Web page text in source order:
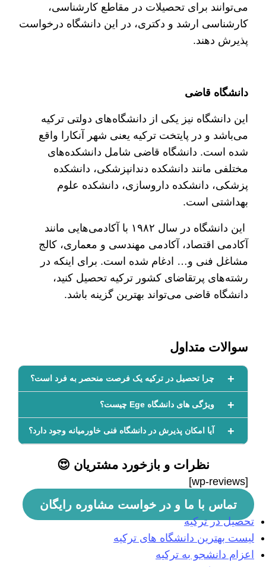
می‌توانند برای تحصیلات در مقاطع کارشناسی،
کارشناسی ارشد و دکتری، در این دانشگاه درخواست
پذیرش دهند.
دانشگاه قاضی
این دانشگاه نیز یکی از دانشگاه‌های دولتی ترکیه
می‌باشد و در پایتخت ترکیه یعنی شهر آنکارا واقع
شده است. دانشگاه قاضی شامل دانشکده‌های
مختلفی مانند دانشکده دندانپزشکی، دانشکده
پزشکی، دانشکده داروسازی، دانشکده علوم
بهداشتی است.
این دانشگاه در سال ۱۹۸۲ با آکادمی‌هایی مانند
آکادمی اقتصاد، آکادمی مهندسی و معماری، کالج
مشاغل فنی و… ادغام شده است. برای اینکه در
رشته‌های پرتقاضای کشور ترکیه تحصیل کنید،
دانشگاه قاضی می‌تواند بهترین گزینه باشد.
سوالات متداول
چرا تحصیل در ترکیه یک فرصت منحصر به فرد است؟
ویژگی های دانشگاه Ege چیست؟
آیا امکان پذیرش در دانشگاه فنی خاورمیانه وجود دارد؟
نظرات و بازخورد مشتریان 😍
[wp-reviews]
تماس با ما و در خواست مشاوره رایگان
تحصیل در ترکیه
لیست بهترین دانشگاه های ترکیه
اعزام دانشجو به ترکیه